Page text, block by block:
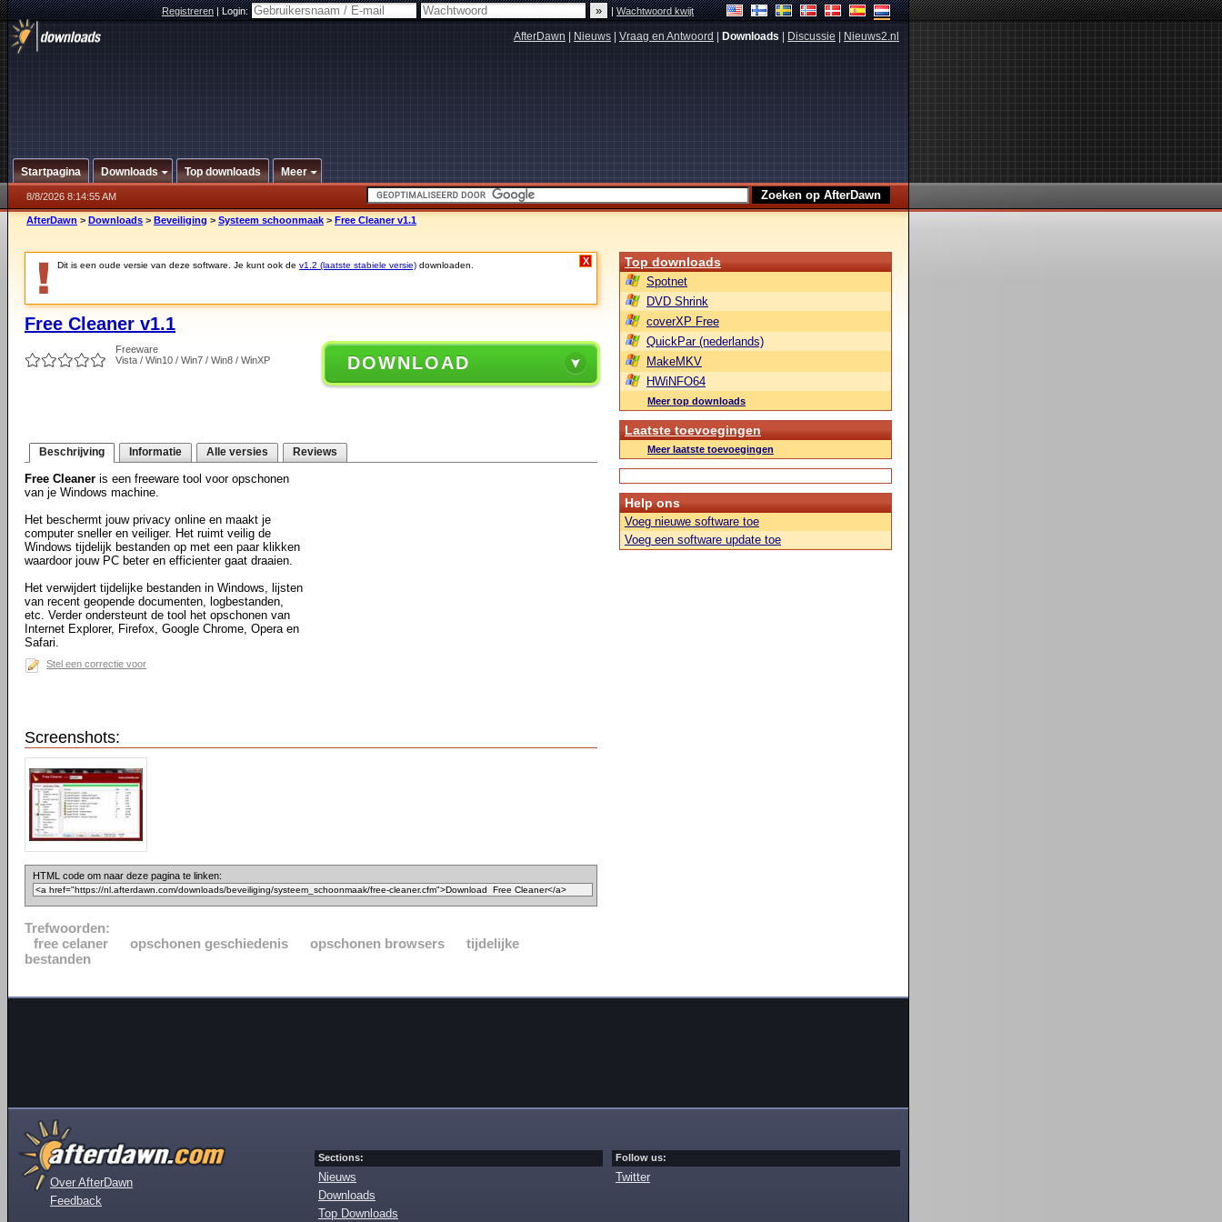
Registreren|Login: |Wachtwoord kwijt
AfterDawn Nieuws Vraag en Antwoord Downloads Discussie Nieuws2.nl
Startpagina Downloads Top downloads Meer
8/8/2026 8:14:55 AM
AfterDawn > Downloads > Beveiliging > Systeem schoonmaak > Free Cleaner v1.1
Dit is een oude versie van deze software. Je kunt ook de v1.2 (laatste stabiele versie) downloaden. X
Free Cleaner v1.1
Freeware
Vista / Win10 / Win7 / Win8 / WinXP
DOWNLOAD
Beschrijving Informatie Alle versies Reviews
Free Cleaner is een freeware tool voor opschonen
van je Windows machine.
Het beschermt jouw privacy online en maakt je
computer sneller en veiliger. Het ruimt veilig de
Windows tijdelijk bestanden op met een paar klikken
waardoor jouw PC beter en efficienter gaat draaien.
Het verwijdert tijdelijke bestanden in Windows, lijsten
van recent geopende documenten, logbestanden,
etc. Verder ondersteunt de tool het opschonen van
Internet Explorer, Firefox, Google Chrome, Opera en
Safari.
Stel een correctie voor
Screenshots:
HTML code om naar deze pagina te linken:
Trefwoorden:
free celaner
opschonen geschiedenis opschonen browsers
tijdelijke
bestanden
Top downloads
Spotnet
DVD Shrink
coverXP Free
QuickPar (nederlands)
MakeMKV
HWiNFO64
Meer top downloads
Laatste toevoegingen
Meer laatste toevoegingen
Help ons
Voeg nieuwe software toe
Voeg een software update toe
Over AfterDawn
Feedback
Sections:
Nieuws
Downloads
Top Downloads
Follow us:
Twitter